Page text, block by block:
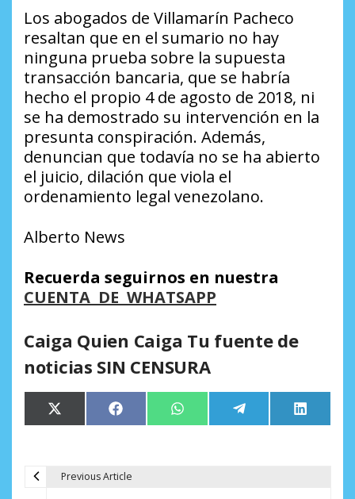
Los abogados de Villamarín Pacheco
resaltan que en el sumario no hay
ninguna prueba sobre la supuesta
transacción bancaria, que se habría
hecho el propio 4 de agosto de 2018, ni
se ha demostrado su intervención en la
presunta conspiración. Además,
denuncian que todavía no se ha abierto
el juicio, dilación que viola el
ordenamiento legal venezolano.
Alberto News
Recuerda seguirnos en nuestra
CUENTA DE WHATSAPP
Caiga Quien Caiga Tu fuente de
noticias SIN CENSURA
Compartir
en
X
(Twitter)
Compartir
en
Facebook Compartir
en
WhatsApp Compartir
en
Telegram
en
LinkedIn
Previous Article